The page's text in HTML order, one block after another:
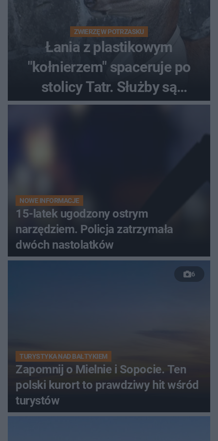
ZWIERZĘ W POTRZASKU
Łania z plastikowym
"kołnierzem" spaceruje po
stolicy Tatr. Służby są
bezradne
NOWE INFORMACJE
15-latek ugodzony ostrym
narzędziem. Policja zatrzymała
dwóch nastolatków
6
TURYSTYKA NAD BAŁTYKIEM
Zapomnij o Mielnie i Sopocie. Ten
polski kurort to prawdziwy hit wśród
turystów